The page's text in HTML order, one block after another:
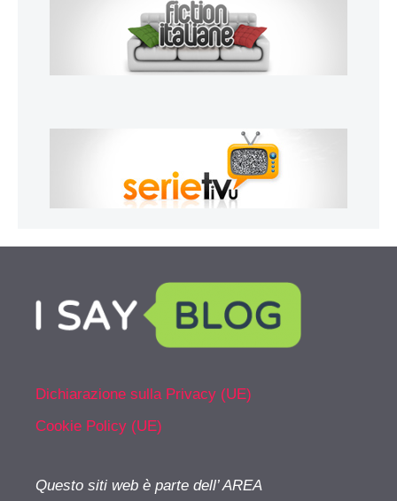
Dichiarazione sulla Privacy (UE)
Cookie Policy (UE)
Questo siti web è parte dell’ AREA